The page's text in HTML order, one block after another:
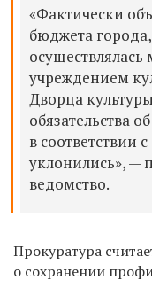
«Фактически
бюджета
учреждением
Дворца
обязательства
в соответствии
уклонились», —
ведомство.
Прокуратура
о сохранении